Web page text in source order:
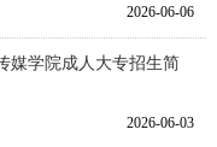
2026-06-06
媒学院成人大专招生简
2026-06-03